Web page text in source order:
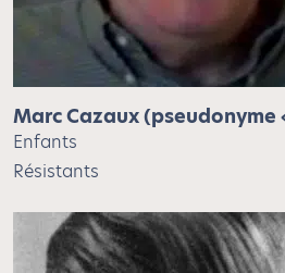
Marc Cazaux (pseudonyme
Enfants
Résistants